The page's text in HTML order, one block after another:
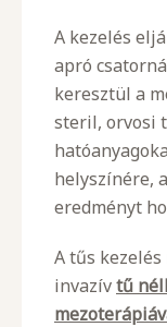
A kezelés
apró
keresztül a
steril, orvosi
helyszínére,
eredményt
A tűs
invazívtű